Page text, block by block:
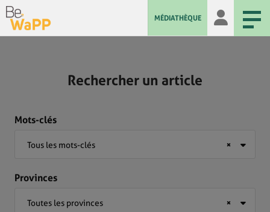
MÉDIATHÈQUE
Rechercher un article
Mots-clés
×
Tous les mots-clés
Provinces
×
Toutes les provinces